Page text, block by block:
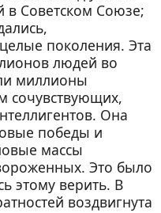
в Советском Союзе;
поколения. Эта
людей во
миллионы
сочувствующих,
Она
победы и
массы
Это было
этому верить. В
воздвигнута